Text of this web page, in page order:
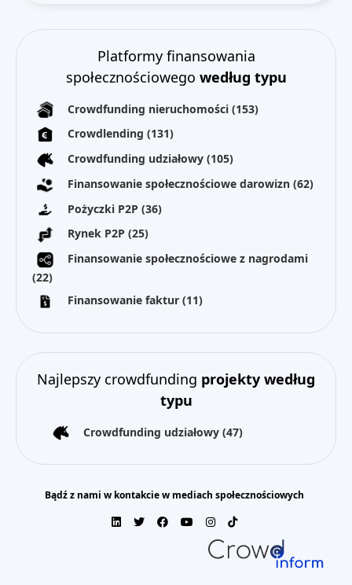
Platformy finansowania
społecznościowego według typu
Crowdfunding nieruchomości (153)
Crowdlending (131)
Crowdfunding udziałowy (105)
Finansowanie społecznościowe darowizn (62)
Pożyczki P2P (36)
Rynek P2P (25)
Finansowanie społecznościowe z nagrodami
(22)
Finansowanie faktur (11)
Najlepszy crowdfunding projekty według
typu
Crowdfunding udziałowy (47)
Bądź z nami w kontakcie w mediach społecznościowych